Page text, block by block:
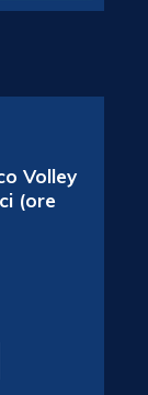
Volley
(ore